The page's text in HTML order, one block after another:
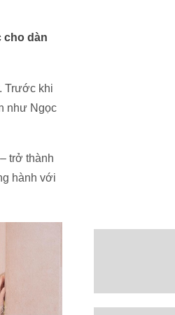
cho dàn
Trước khi
như Ngọc
trở thành
hành với